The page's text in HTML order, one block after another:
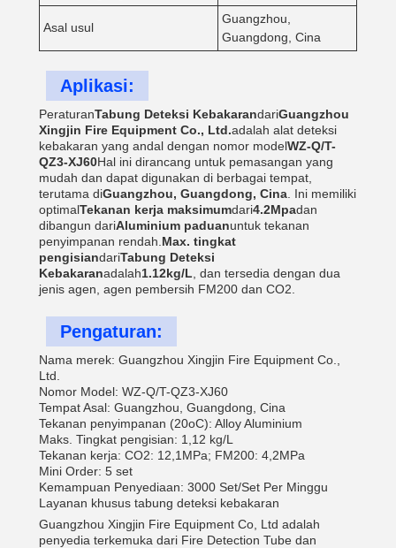
Asal usul
Guangzhou,
Guangdong, Cina
Aplikasi:
PeraturanTabung Deteksi KebakarandariGuangzhou
Xingjin Fire Equipment Co., Ltd.adalah alat deteksi
kebakaran yang andal dengan nomor modelWZ-Q/T-
QZ3-XJ60Hal ini dirancang untuk pemasangan yang
mudah dan dapat digunakan di berbagai tempat,
terutama diGuangzhou, Guangdong, Cina . Ini memiliki
optimalTekanan kerja maksimumdari4.2Mpadan
dibangun dariAluminium paduanuntuk tekanan
penyimpanan rendah. Max. tingkat
pengisiandariTabung Deteksi
Kebakaranadalah1.12kg/L , dan tersedia dengan dua
jenis agen, agen pembersih FM200 dan CO2.
Pengaturan:
Nama merek: Guangzhou Xingjin Fire Equipment Co.,
Ltd.
Nomor Model: WZ-Q/T-QZ3-XJ60
Tempat Asal: Guangzhou, Guangdong, Cina
Tekanan penyimpanan (20oC): Alloy Aluminium
Maks. Tingkat pengisian: 1,12 kg/L
Tekanan kerja: CO2: 12,1MPa; FM200: 4,2MPa
Mini Order: 5 set
Kemampuan Penyediaan: 3000 Set/Set Per Minggu
Layanan khusus tabung deteksi kebakaran
Guangzhou Xingjin Fire Equipment Co, Ltd adalah
penyedia terkemuka dari Fire Detection Tube dan